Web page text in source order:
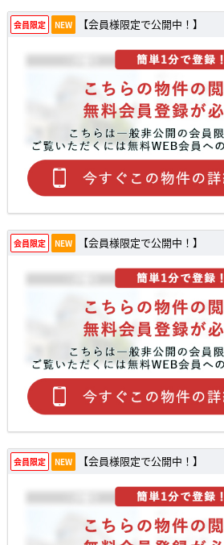
会員限定 NEW 【会員様限定で公開中！】
会員限定 NEW 【会員様限定で公開中！】
会員限定 NEW 【会員様限定で公開中！】